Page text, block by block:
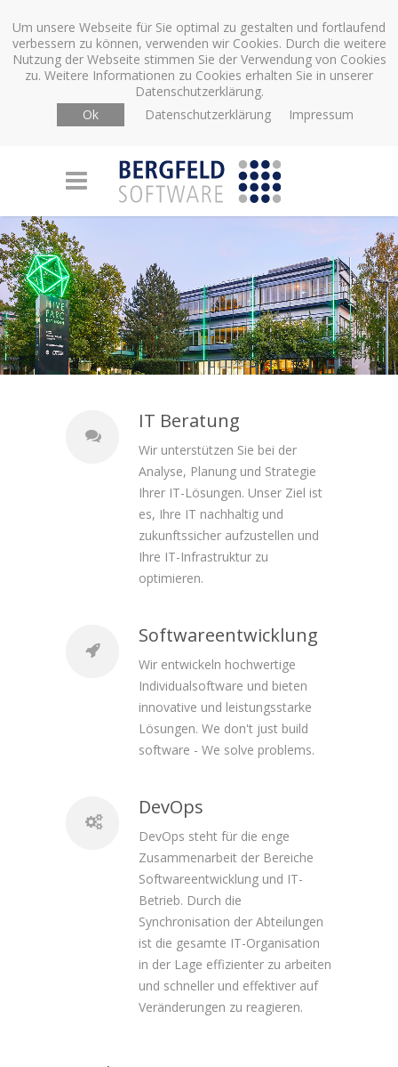
Um unsere Webseite für Sie optimal zu gestalten und fortlaufend
verbessern zu können, verwenden wir Cookies. Durch die weitere
Nutzung der Webseite stimmen Sie der Verwendung von Cookies
zu. Weitere Informationen zu Cookies erhalten Sie in unserer
Datenschutzerklärung.
Ok
Datenschutzerklärung Impressum
IT Beratung
Wir unterstützen Sie bei der
Analyse, Planung und Strategie
Ihrer IT-Lösungen. Unser Ziel ist
es, Ihre IT nachhaltig und
zukunftssicher aufzustellen und
Ihre IT-Infrastruktur zu
optimieren.
Software­entwicklung
Wir entwickeln hochwertige
Individualsoftware und bieten
innovative und leistungsstarke
Lösungen. We don't just build
software - We solve problems.
DevOps
DevOps steht für die enge
Zusammenarbeit der Bereiche
Softwareentwicklung und IT-
Betrieb. Durch die
Synchronisation der Abteilungen
ist die gesamte IT-Organisation
in der Lage effizienter zu arbeiten
und schneller und effektiver auf
Veränderungen zu reagieren.